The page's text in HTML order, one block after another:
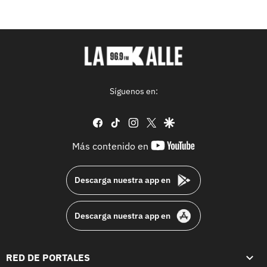
Síguenos en:
facebook
tiktok instagram
twittergoogle
Más contenido en
youtube-
Descarga nuestra app en
Descarga nuestra app en
RED DE PORTALES